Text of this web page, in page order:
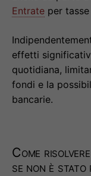
Entrate per
effetti
quotidiana,
fondi e la
bancarie.
Come
se non è stato